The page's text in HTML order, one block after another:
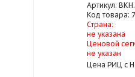
Артикул:
Код товара:
Страна:
не указана
Ценовой
не указан
Цена РИЦ с